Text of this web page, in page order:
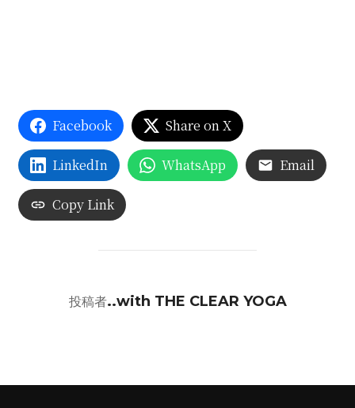
Facebook Share on X
LinkedIn WhatsApp Email
Copy Link
投稿者
投稿者..with THE CLEAR YOGA